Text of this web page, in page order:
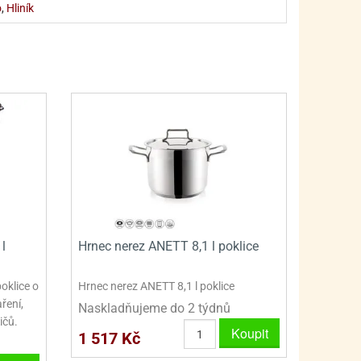
, Hliník
o
Hrnec nerez ANETT 8,1 l poklice
Hrnec nerez ANETT 8,1 l poklice
Naskladňujeme do 2 týdnů
1 517 Kč Koupit